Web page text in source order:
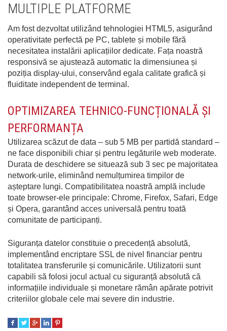
MULTIPLE PLATFORME
Am fost dezvoltat utilizând tehnologiei HTML5, asigurând
operativitate perfectă pe PC, tablete și mobile fără
necesitatea instalării aplicațiilor dedicate. Fața noastră
responsivă se ajustează automatic la dimensiunea și
poziția display-ului, conservând egala calitate grafică și
fluiditate independent de terminal.
OPTIMIZAREA TEHNICO-FUNCȚIONALĂ ȘI
PERFORMANȚA
Utilizarea scăzut de data – sub 5 MB per partidă standard –
ne face disponibili chiar și pentru legăturile web moderate.
Durata de deschidere se situează sub 3 sec pe majoritatea
network-urile, eliminând nemulțumirea timpilor de
așteptare lungi. Compatibilitatea noastră amplă include
toate browser-ele principale: Chrome, Firefox, Safari, Edge
și Opera, garantând acces universală pentru toată
comunitate de participanți.
Siguranța datelor constituie o precedență absolută,
implementând encriptare SSL de nivel financiar pentru
totalitatea transferurile și comunicările. Utilizatorii sunt
capabili să folosi jocul actual cu siguranță absolută că
informațiile individuale și monetare rămân apărate potrivit
criteriilor globale cele mai severe din industrie.